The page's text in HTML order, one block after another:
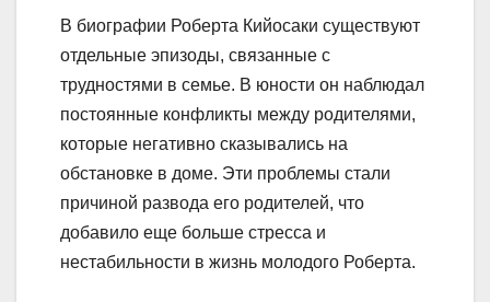
В биографии Роберта Кийосаки существуют
отдельные эпизоды, связанные с
трудностями в семье. В юности он наблюдал
постоянные конфликты между родителями,
которые негативно сказывались на
обстановке в доме. Эти проблемы стали
причиной развода его родителей, что
добавило еще больше стресса и
нестабильности в жизнь молодого Роберта.